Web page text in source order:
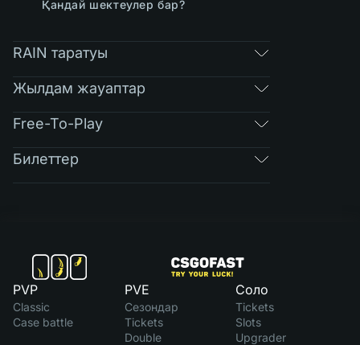
Қандай шектеулер бар?
RAIN таратуы
Жылдам жауаптар
Free-To-Play
Билеттер
PVP
Classic
Case battle
PVE
Сезондар
Tickets
Double
Соло
Tickets
Slots
Upgrader